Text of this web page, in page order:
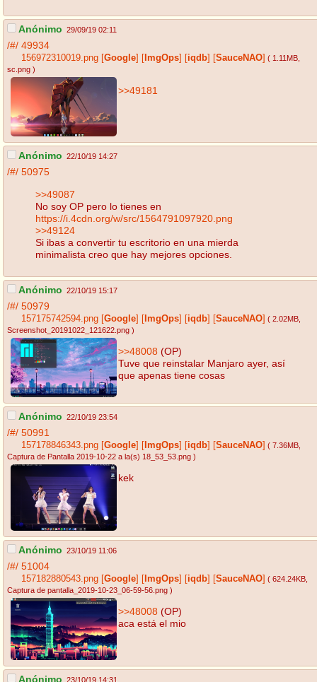
Anónimo 29/09/19 02:11
/#/ 49934
156972310019.png Google ImgOps iqdb SauceNAO ( 1.11MB
sc.png )
>>49181
Anónimo 22/10/19 14:27
/#/ 50975
>>49087
No soy OP pero lo tienes en
https://i.4cdn.org/w/src/1564791097920.png
>>49124
Si ibas a convertir tu escritorio en una mierda
minimalista creo que hay mejores opciones.
Anónimo 22/10/19 15:17
/#/ 50979
157175742594.png Google ImgOps iqdb SauceNAO ( 2.02MB
Screenshot_20191022_121622.png )
>>48008 (OP)
Tuve que reinstalar Manjaro ayer, así
que apenas tiene cosas
Anónimo 22/10/19 23:54
/#/ 50991
157178846343.png Google ImgOps iqdb SauceNAO ( 7.36MB
Captura de Pantalla 2019-10-22 a la(s) 18_53_53.png )
kek
Anónimo 23/10/19 11:06
/#/ 51004
157182880543.png Google ImgOps iqdb SauceNAO ( 624.24KB
Captura de pantalla_2019-10-23_06-59-56.png )
>>48008 (OP)
aca está el mio
Anónimo 23/10/19 14:31